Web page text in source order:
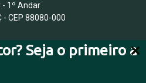
Seja o primeiro a
- 1º Andar
CEP 88080-000